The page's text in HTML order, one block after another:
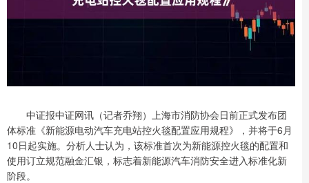
中证报中证网讯（记者乔翔）上海市消防协会日前正式发布团
体标准《新能源电动汽车充电站控火毯配置应用规程》，并将于6月
10日起实施。分析人士认为，该标准首次为新能源控火毯的配置和
使用订立规范融金汇银，标志着新能源汽车消防安全进入标准化新
阶段。